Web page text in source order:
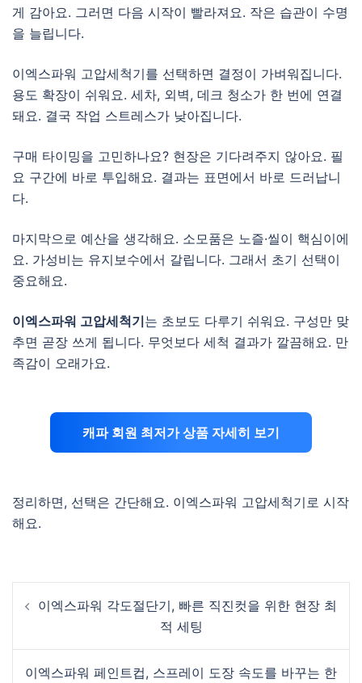
게 감아요. 그러면 다음 시작이 빨라져요. 작은 습관이 수명
을 늘립니다.
이엑스파워 고압세척기를 선택하면 결정이 가벼워집니다.
용도 확장이 쉬워요. 세차, 외벽, 데크 청소가 한 번에 연결
돼요. 결국 작업 스트레스가 낮아집니다.
구매 타이밍을 고민하나요? 현장은 기다려주지 않아요. 필
요 구간에 바로 투입해요. 결과는 표면에서 바로 드러납니
다.
마지막으로 예산을 생각해요. 소모품은 노즐·씰이 핵심이에
요. 가성비는 유지보수에서 갈립니다. 그래서 초기 선택이
중요해요.
이엑스파워 고압세척기는 초보도 다루기 쉬워요. 구성만 맞
추면 곧장 쓰게 됩니다. 무엇보다 세척 결과가 깔끔해요. 만
족감이 오래가요.
캐파 회원 최저가 상품 자세히 보기
정리하면, 선택은 간단해요. 이엑스파워 고압세척기로 시작
해요.
navigation
이엑스파워 각도절단기, 빠른 직진컷을 위한 현장 최
적 세팅
이엑스파워 페인트컵, 스프레이 도장 속도를 바꾸는 한